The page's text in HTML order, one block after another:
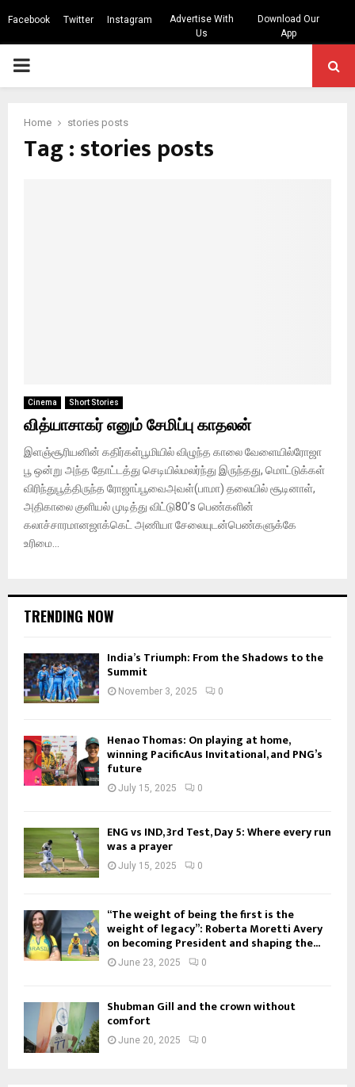
Facebook Twitter Instagram
Advertise With
Us
Download Our
App
PRIMARY
Home stories posts
Tag : stories posts
Cinema Short Stories
வித்யாசாகர் எனும் சேமிப்பு காதலன்
இளஞ்சூரியனின் கதிர்கள்பூமியில் விழுந்த காலை வேளையில்ரோஜா
பூ ஒன்று அந்த தோட்டத்து செடியில்மலர்ந்து இருந்தது, மொட்டுக்கள்
விரிந்துபூத்திருந்த ரோஜாப்பூவைஅவள்(பாமா) தலையில் சூடினாள்,
அதிகாலை குளியல் முடித்து விட்டு80’s பெண்களின்
கலாச்சாரமானஜாக்கெட் அணியா சேலையுடன்பெண்களுக்கே
உரிமை...
TRENDING NOW
India’s Triumph: From the Shadows to the
Summit
November 3, 2025 0
Henao Thomas: On playing at home,
winning PacificAus Invitational, and PNG’s
future
July 15, 2025 0
ENG vs IND, 3rd Test, Day 5: Where every run
was a prayer
July 15, 2025 0
“The weight of being the first is the
weight of legacy”: Roberta Moretti Avery
on becoming President and shaping the...
June 23, 2025 0
Shubman Gill and the crown without
comfort
June 20, 2025 0